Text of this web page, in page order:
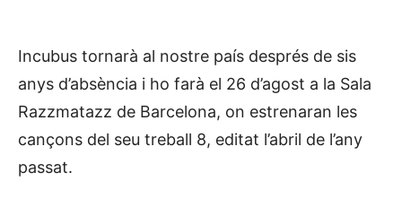
Incubus tornarà al nostre país després de sis
anys d’absència i ho farà el 26 d’agost a la Sala
Razzmatazz de Barcelona, on estrenaran les
cançons del seu treball 8, editat l’abril de l’any
passat.